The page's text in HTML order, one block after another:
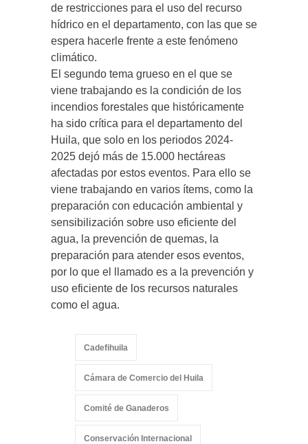
de restricciones para el uso del recurso
hídrico en el departamento, con las que se
espera hacerle frente a este fenómeno
climático.
El segundo tema grueso en el que se
viene trabajando es la condición de los
incendios forestales que históricamente
ha sido crítica para el departamento del
Huila, que solo en los periodos 2024-
2025 dejó más de 15.000 hectáreas
afectadas por estos eventos. Para ello se
viene trabajando en varios ítems, como la
preparación con educación ambiental y
sensibilización sobre uso eficiente del
agua, la prevención de quemas, la
preparación para atender esos eventos,
por lo que el llamado es a la prevención y
uso eficiente de los recursos naturales
como el agua.
Cadefihuila
Cámara de Comercio del Huila
Comité de Ganaderos
Conservación Internacional